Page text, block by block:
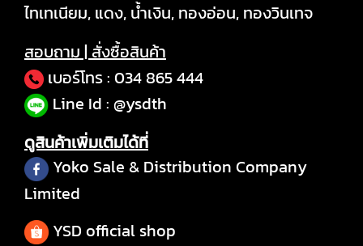
ไทเทเนียม, แดง, น้ำเงิน, ทองอ่อน, ทองวินเทจ
สอบถาม | สั่งซื้อสินค้า
เบอร์โทร : 034 865 444
Line Id : @ysdth
ดูสินค้าเพิ่มเติมได้ที่
Yoko Sale & Distribution Company
Limited
YSD official shop